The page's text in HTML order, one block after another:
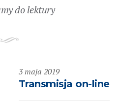
do lektury
3 maja 2019
Transmisja on-line